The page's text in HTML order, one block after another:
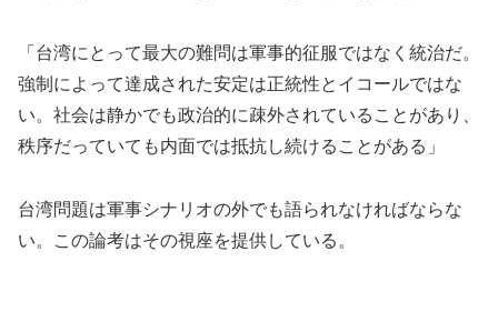
「台湾にとって最大の難問は軍事的征服ではなく統治だ。
強制によって達成された安定は正統性とイコールではな
い。社会は静かでも政治的に疎外されていることがあり、
秩序だっていても内面では抵抗し続けることがある」
台湾問題は軍事シナリオの外でも語られなければならな
い。この論考はその視座を提供している。